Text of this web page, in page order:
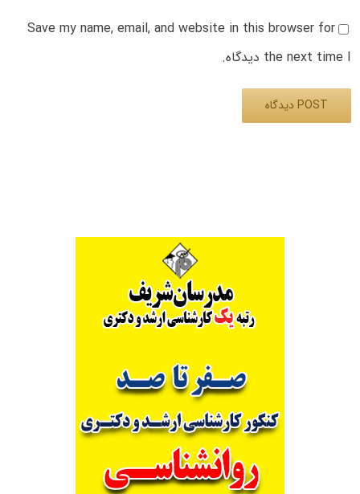
Save my name, email, and website in this browser for
the next time I دیدگاه.